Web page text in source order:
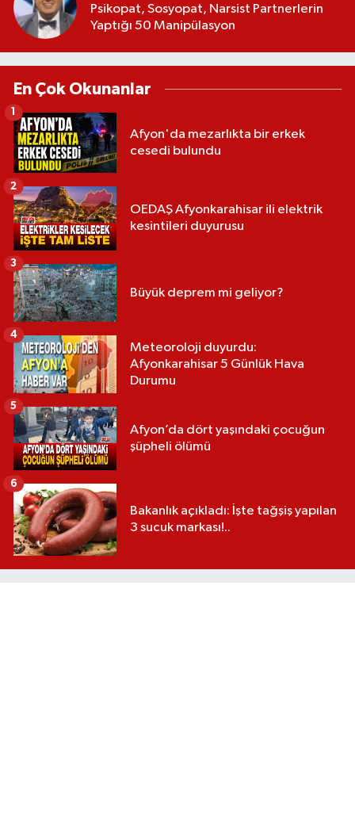
Psikopat, Sosyopat, Narsist Partnerlerin
Yaptığı 50 Manipülasyon
En Çok Okunanlar
Afyon'da mezarlıkta bir erkek
cesedi bulundu
1
OEDAŞ Afyonkarahisar ili elektrik
kesintileri duyurusu
2
Büyük deprem mi geliyor?
3
Meteoroloji duyurdu:
Afyonkarahisar 5 Günlük Hava
Durumu
4
Afyon’da dört yaşındaki çocuğun
şüpheli ölümü
5
Bakanlık açıkladı: İşte tağşiş yapılan
3 sucuk markası!..
6